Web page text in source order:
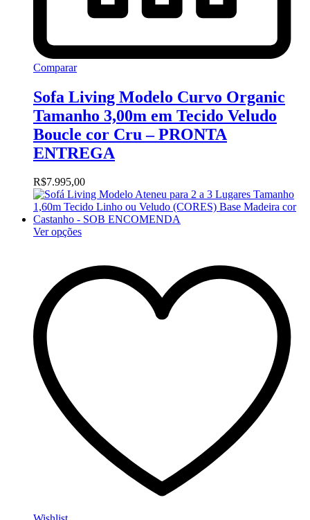
Comparar
Sofa Living Modelo Curvo Organic
Tamanho 3,00m em Tecido Veludo
Boucle cor Cru – PRONTA
ENTREGA
R$7.995,00
Ver opções